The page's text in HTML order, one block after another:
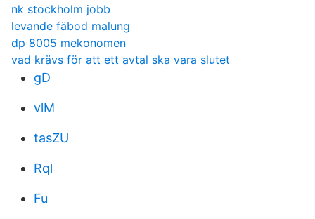
nk stockholm jobb
levande fäbod malung
dp 8005 mekonomen
vad krävs för att ett avtal ska vara slutet
gD
vlM
tasZU
Rql
Fu